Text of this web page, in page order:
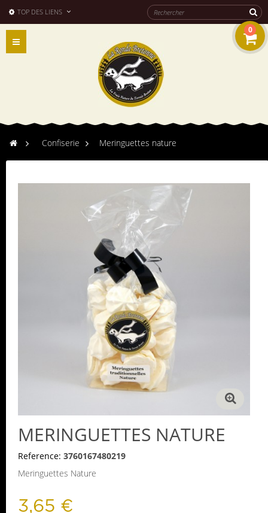
TOP DES LIENS
0
Navigation
bascule
> Confiserie > Meringuettes nature
MERINGUETTES NATURE
Reference: 3760167480219
Meringuettes Nature
3,65 €